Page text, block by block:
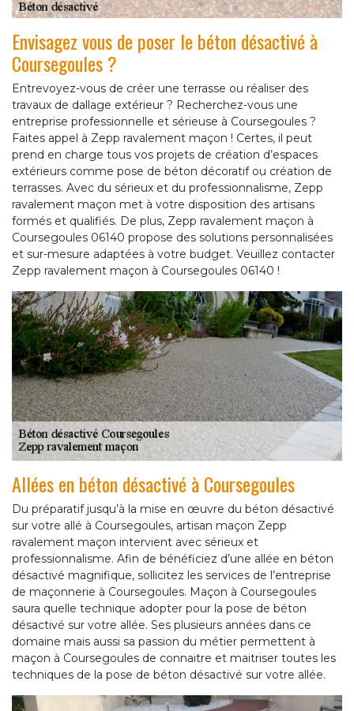
Envisagez vous de poser le béton désactivé à
Coursegoules ?
Entrevoyez-vous de créer une terrasse ou réaliser des
travaux de dallage extérieur ? Recherchez-vous une
entreprise professionnelle et sérieuse à Coursegoules ?
Faites appel à Zepp ravalement maçon ! Certes, il peut
prend en charge tous vos projets de création d’espaces
extérieurs comme pose de béton décoratif ou création de
terrasses. Avec du sérieux et du professionnalisme, Zepp
ravalement maçon met à votre disposition des artisans
formés et qualifiés. De plus, Zepp ravalement maçon à
Coursegoules 06140 propose des solutions personnalisées
et sur-mesure adaptées à votre budget. Veuillez contacter
Zepp ravalement maçon à Coursegoules 06140 !
Allées en béton désactivé à Coursegoules
Du préparatif jusqu’à la mise en œuvre du béton désactivé
sur votre allé à Coursegoules, artisan maçon Zepp
ravalement maçon intervient avec sérieux et
professionnalisme. Afin de bénéficiez d’une allée en béton
désactivé magnifique, sollicitez les services de l’entreprise
de maçonnerie à Coursegoules. Maçon à Coursegoules
saura quelle technique adopter pour la pose de béton
désactivé sur votre allée. Ses plusieurs années dans ce
domaine mais aussi sa passion du métier permettent à
maçon à Coursegoules de connaitre et maitriser toutes les
techniques de la pose de béton désactivé sur votre allée.